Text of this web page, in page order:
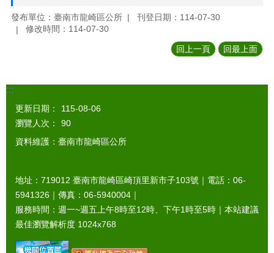
發布單位：臺南市龍崎區公所
刊登日期：114-07-30
修改時間：114-07-30
回上一頁 回最上面
:::
更新日期：
115-08-06
瀏覽人次：
90
資料維護：臺南市龍崎區公所
地址：719012 臺南市龍崎區崎頂里新市子103號｜電話：06-
5941326｜傳真：06-5940004｜
服務時間：週一~週五上午8時至12時、下午1時至5時｜本站建議
最佳瀏覽解析度 1024x768